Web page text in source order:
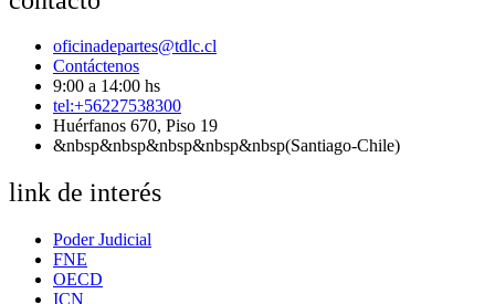
oficinadepartes@tdlc.cl
Contáctenos
9:00 a 14:00 hs
tel:+56227538300
Huérfanos 670, Piso 19
&nbsp&nbsp&nbsp&nbsp&nbsp(Santiago-Chile)
link de interés
Poder Judicial
FNE
OECD
ICN